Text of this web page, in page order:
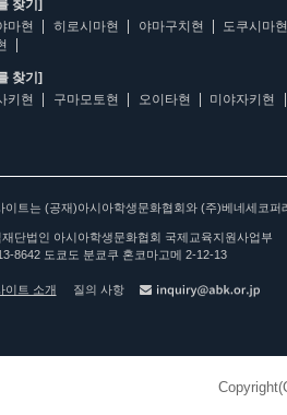
찾기]
마현 히로시마현 야마구치현
도쿠시마현
찾기]
키현 구마모토현 오이타현
미야자키현
이트는 (공재)아시아학생문화협회와 (주)베네세코퍼
단법인 아시아학생문화협회 국제교육지원사업부
8642 도쿄도 분쿄쿠 혼코마고메 2-12-13
이트 소개 질의 사항